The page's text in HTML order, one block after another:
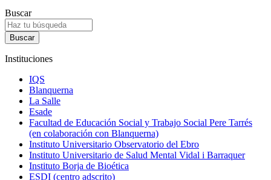
Buscar
Instituciones
IQS
Blanquerna
La Salle
Esade
Facultad de Educación Social y Trabajo Social Pere Tarrés
(en colaboración con Blanquerna)
Instituto Universitario Observatorio del Ebro
Instituto Universitario de Salud Mental Vidal i Barraquer
Instituto Borja de Bioética
ESDI (centro adscrito)